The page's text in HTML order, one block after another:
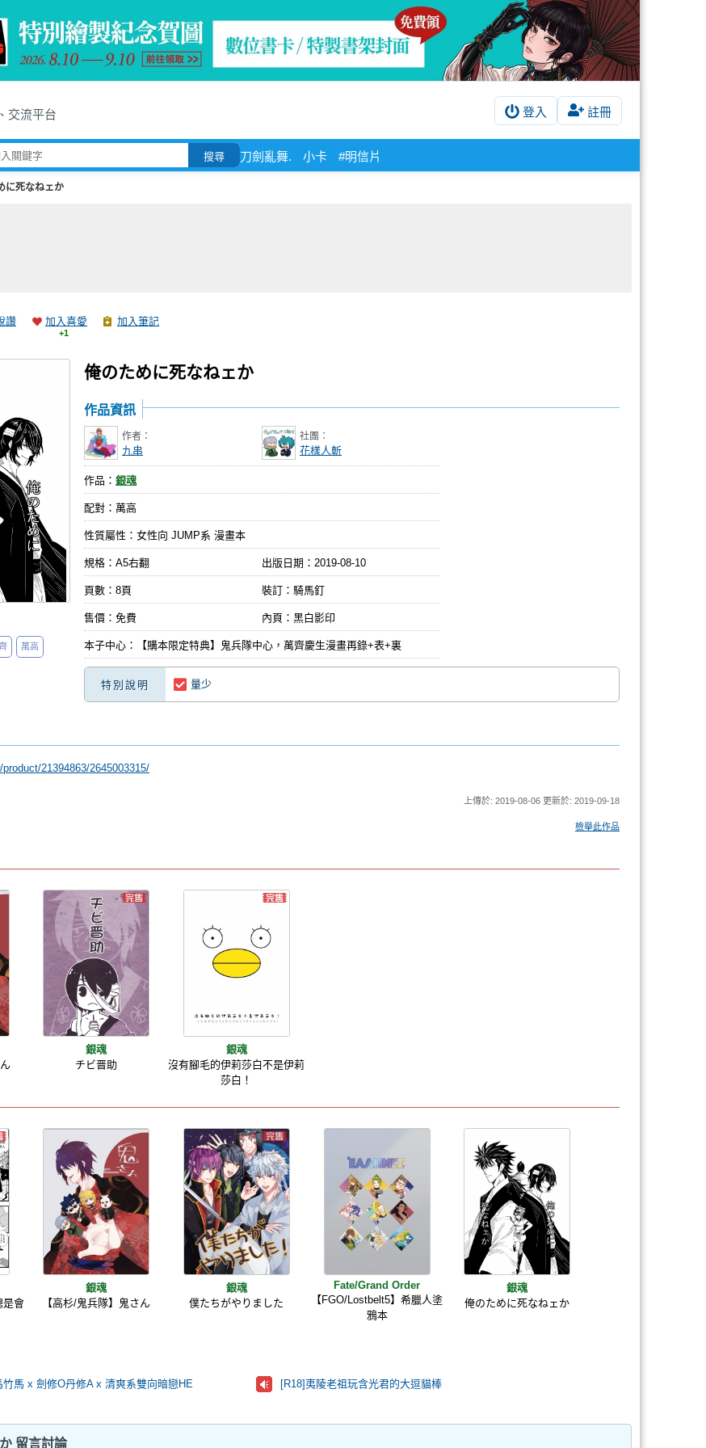
交流平台 登入 註冊
搜尋 刀劍亂舞. 小卡 #明信片
に死なねェか
讚 加入喜愛
+1
加入筆記
俺のために死なねェか
萬高
作品資訊
作者：
九串
社團：
花樣人斬
作品： 銀魂
配對：萬高
性質屬性：女性向 JUMP系 漫畫本
規格：A5右翻 出版日期： 2019-08-10
頁數：8頁 裝訂：騎馬釘
售價：免費 內頁：黑白影印
本子中心：【購本限定特典】鬼兵隊中心，萬齊慶生漫畫再錄+表+裏
特別說明 量少
21394863/2645003315/
上傳於: 2019-08-06 更新於: 2019-09-18
檢舉此作品
銀魂
チビ晋助
銀魂
沒有腳毛的伊莉莎白不是伊莉
莎白！
是會
銀魂
【高杉/鬼兵隊】鬼さん
銀魂
僕たちがやりました
Fate/Grand Order
【FGO/Lostbelt5】希臘人塗
鴉本
銀魂
俺のために死なねェか
竹馬 x 劍修O丹修A x 清爽系雙向暗戀HE [R18]夷陵老祖玩含光君的大逗貓棒
留言討論